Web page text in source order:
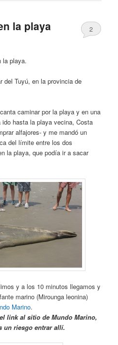
la playa 2
la playa.
del Tuyú, en la provincia de
caminar por la playa y en una
hasta la playa vecina, Costa
alfajores- y me mandó un
del límite entre los dos
la playa, que podía ir a sacar
y a los 10 minutos llegamos y
marino (Mirounga leonina)
Marino.
link al sitio de Mundo Marino,
un riesgo entrar allí.